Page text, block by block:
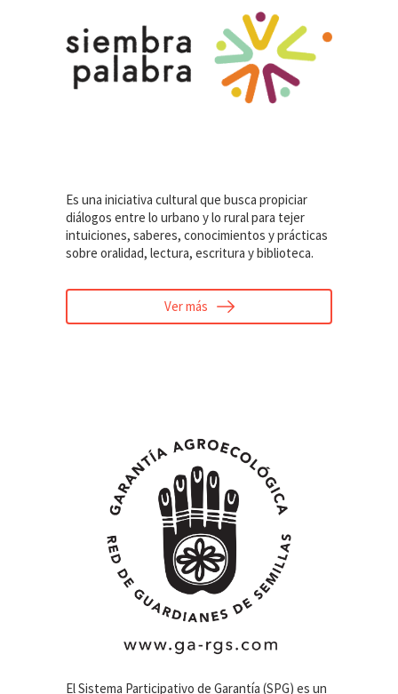
Es una iniciativa cultural que busca propiciar
diálogos entre lo urbano y lo rural para tejer
intuiciones, saberes, conocimientos y prácticas
sobre oralidad, lectura, escritura y biblioteca.
Ver más
El Sistema Participativo de Garantía (SPG) es un